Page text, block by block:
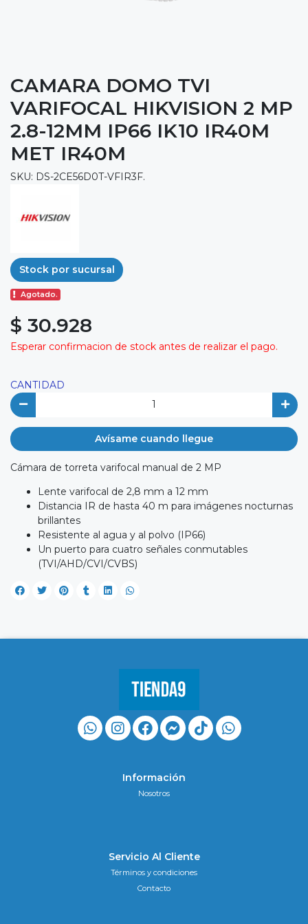
CAMARA DOMO TVI
VARIFOCAL HIKVISION 2 MP
2.8-12MM IP66 IK10 IR40M
MET IR40M
SKU: DS-2CE56D0T-VFIR3F.
Stock por sucursal
Agotado.
$ 30.928
Esperar confirmacion de stock antes de realizar el pago.
CANTIDAD
Avísame cuando llegue
Cámara de torreta varifocal manual de 2 MP
Lente varifocal de 2,8 mm a 12 mm
Distancia IR de hasta 40 m para imágenes nocturnas
brillantes
Resistente al agua y al polvo (IP66)
Un puerto para cuatro señales conmutables
(TVI/AHD/CVI/CVBS)
Información
Nosotros
Servicio Al Cliente
Términos y condiciones
Contacto